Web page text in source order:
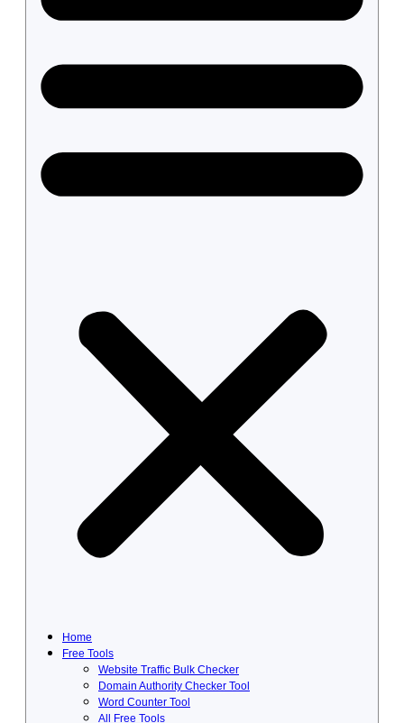
Home
Free Tools
Website Traffic Bulk Checker
Domain Authority Checker Tool
Word Counter Tool
All Free Tools